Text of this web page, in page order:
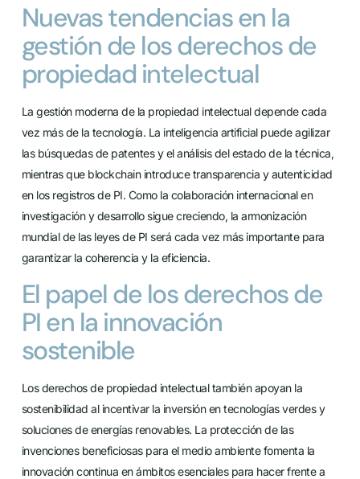
Nuevas tendencias en la
gestión de los derechos de
propiedad intelectual
La gestión moderna de la propiedad intelectual depende cada
vez más de la tecnología. La inteligencia artificial puede agilizar
las búsquedas de patentes y el análisis del estado de la técnica,
mientras que blockchain introduce transparencia y autenticidad
en los registros de PI. Como la colaboración internacional en
investigación y desarrollo sigue creciendo, la armonización
mundial de las leyes de PI será cada vez más importante para
garantizar la coherencia y la eficiencia.
El papel de los derechos de
PI en la innovación
sostenible
Los derechos de propiedad intelectual también apoyan la
sostenibilidad al incentivar la inversión en tecnologías verdes y
soluciones de energías renovables. La protección de las
invenciones beneficiosas para el medio ambiente fomenta la
innovación continua en ámbitos esenciales para hacer frente a